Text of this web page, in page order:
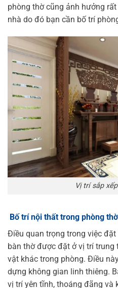
phòng thờ cũng ảnh hưởng
nhà do đó bạn cần bố trí
Vị trí sắp
Bố trí nội thất trong phòng
Điều quan trọng trong việc
bàn thờ được đặt ở vị trí trung
vật khác trong phòng. Điều
dựng không gian linh thiêng.
vị trí yên tĩnh, thoáng đãng và